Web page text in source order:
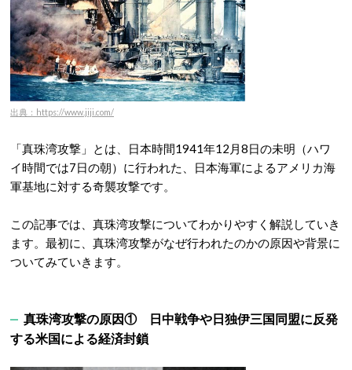
出典：https://www.jiji.com/
「真珠湾攻撃」とは、日本時間1941年12月8日の未明（ハワ
イ時間では7日の朝）に行われた、日本海軍によるアメリカ海
軍基地に対する奇襲攻撃です。
この記事では、真珠湾攻撃についてわかりやすく解説していき
ます。最初に、真珠湾攻撃がなぜ行われたのかの原因や背景に
ついてみていきます。
真珠湾攻撃の原因① 日中戦争や日独伊三国同盟に反発
する米国による経済封鎖